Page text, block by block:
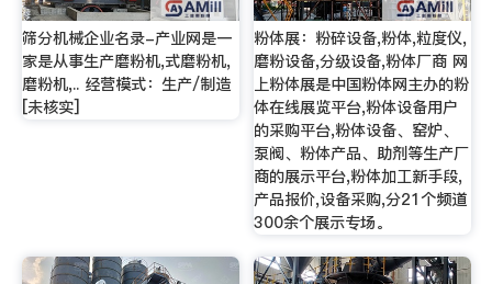
筛分机械企业名录-产业网是一
家是从事生产磨粉机,式磨粉机,
磨粉机,.. 经营模式：生产/制造
[未核实]
粉体展：粉碎设备,粉体,粒度仪,
磨粉设备,分级设备,粉体厂商 网
上粉体展是中国粉体网主办的粉
体在线展览平台,粉体设备用户
的采购平台,粉体设备、窑炉、
泵阀、粉体产品、助剂等生产厂
商的展示平台,粉体加工新手段,
产品报价,设备采购,分21个频道
300余个展示专场。